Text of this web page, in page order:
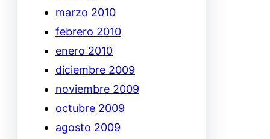
marzo 2010
febrero 2010
enero 2010
diciembre 2009
noviembre 2009
octubre 2009
agosto 2009